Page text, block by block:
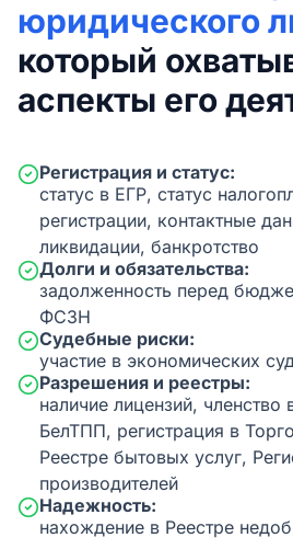
юридического
который
аспекты его
Регистрация и статус:
статус в ЕГР, статус
регистрации, контактные
ликвидации, банкротство
Долги и обязательства:
задолженность перед
ФСЗН
Судебные риски:
участие в экономических
Разрешения и реестры:
наличие лицензий,
БелТПП, регистрация в
Реестре бытовых услуг,
производителей
Надежность:
нахождение в Реестре